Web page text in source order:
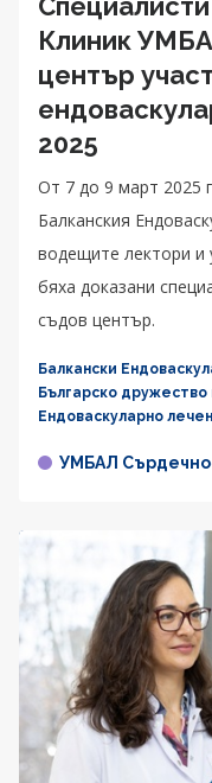
Клиник
център
2025
От 7 до 9 март 2025
Балканския
водещите лектори и
бяха доказани
съдов център.
Балкански
Българско
Ендоваскуларно
УМБАЛ